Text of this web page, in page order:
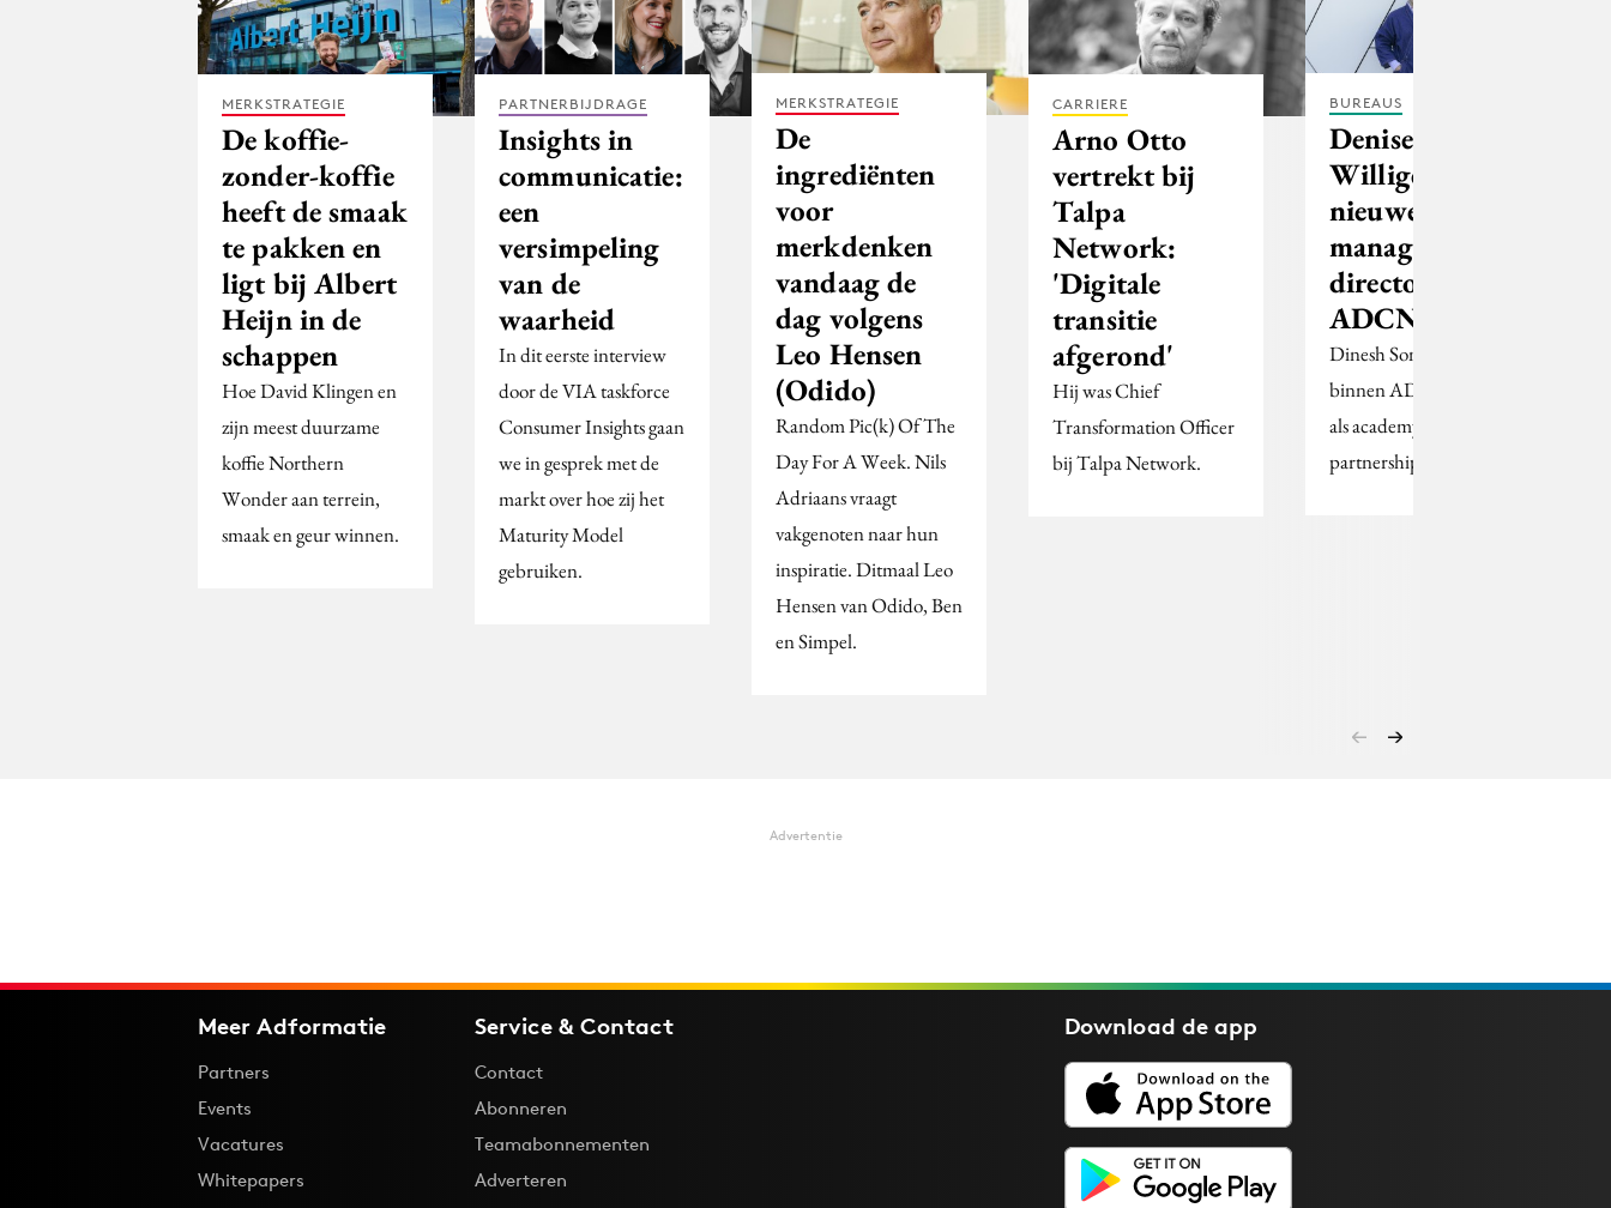
MERKSTRATEGIE
De koffie-
zonder-koffie
heeft de smaak
te pakken en
ligt bij Albert
Heijn in de
schappen
Hoe David Klingen en
zijn meest duurzame
koffie Northern
Wonder aan terrein,
smaak en geur winnen.
PARTNERBIJDRAGE
Insights in
communicatie:
een
versimpeling
van de
waarheid
In dit eerste interview
door de VIA taskforce
Consumer Insights gaan
we in gesprek met de
markt over hoe zij het
Maturity Model
gebruiken.
MERKSTRATEGIE
De
ingrediënten
voor
merkdenken
vandaag de
dag volgens
Leo Hensen
(Odido)
Random Pic(k) Of The
Day For A Week. Nils
Adriaans vraagt
vakgenoten naar hun
inspiratie. Ditmaal Leo
Hensen van Odido, Ben
en Simpel.
CARRIERE
Arno Otto
vertrekt bij
Talpa
Network:
'Digitale
transitie
afgerond'
Hij was Chief
Transformation Officer
bij Talpa Network.
BUREAUS
Denise
Willigers
nieuwe
managing
director
ADCN
Dinesh Sonak gaat
binnen ADCN verder
als academy &
partnerships director.
Advertentie
Meer Adformatie
Partners
Events
Vacatures
Whitepapers
Service & Contact
Contact
Abonneren
Teamabonnementen
Adverteren
Download deapp